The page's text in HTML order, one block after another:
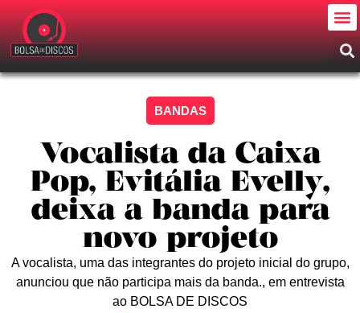
BANDAS
Vocalista da Caixa
Pop, Evitália Evelly,
deixa a banda para
novo projeto
A vocalista, uma das integrantes do projeto inicial do grupo,
anunciou que não participa mais da banda., em entrevista
ao BOLSA DE DISCOS